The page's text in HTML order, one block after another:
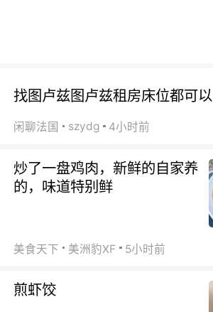
找图卢兹图卢兹租房床位都可以
闲聊法国 szydg 4小时前
炒了一盘鸡肉，新鲜的自家养
的，味道特别鲜
美食天下 美洲豹XF 5小时前
煎虾饺